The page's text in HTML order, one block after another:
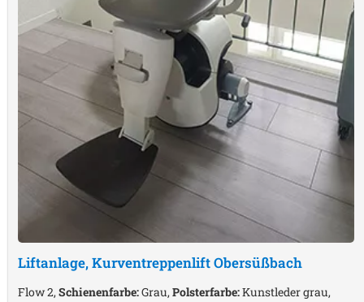
Liftanlage, KurventreppenliftObersüßbach
Flow 2,Schienenfarbe:Grau,Polsterfarbe:Kunstleder grau,